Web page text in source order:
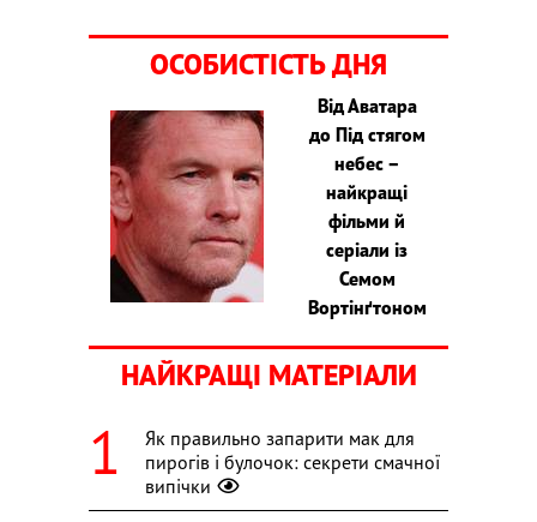
ОСОБИСТІСТЬ ДНЯ
Від Аватара
до Під стягом
небес –
найкращі
фільми й
серіали із
Семом
Вортінґтоном
НАЙКРАЩІ МАТЕРІАЛИ
Як правильно запарити мак для
пирогів і булочок: секрети смачної
випічки